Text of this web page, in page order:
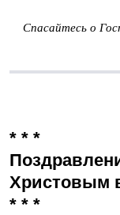
Спасайтесь о
* * *
Христовым
* * *